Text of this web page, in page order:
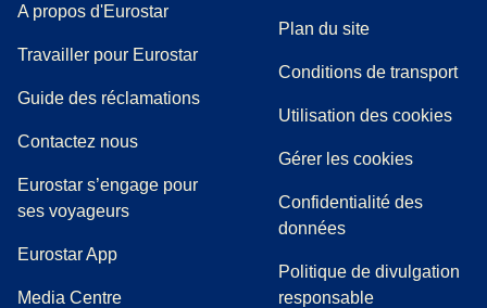
A propos d'Eurostar
Travailler pour Eurostar
Guide des réclamations((
Contactez nous
Eurostar s’engage pour
ses voyageurs
Eurostar App
Media Centre( Ouvre un nouvel onglet)
Plan du site
Conditions de transport
Utilisation des cookies
Gérer les cookies
Confidentialité des
données
Politique de divulgation
responsable